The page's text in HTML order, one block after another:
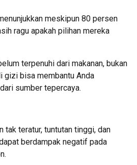
meskipun 80 persen
ragu apakah pilihan mereka
terpenuhi dari makanan, bukan
gizi bisa membantu Anda
sumber tepercaya.
tak teratur, tuntutan tinggi, dan
berdampak negatif pada